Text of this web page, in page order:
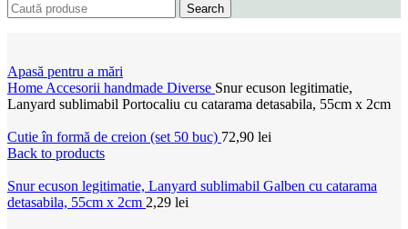
Search
Apasă pentru a mări
Home Accesorii handmade Diverse Snur ecuson legitimatie,
Lanyard sublimabil Portocaliu cu catarama detasabila, 55cm x 2cm
Cutie în formă de creion (set 50 buc) 72,90 lei
Back to products
Snur ecuson legitimatie, Lanyard sublimabil Galben cu catarama
detasabila, 55cm x 2cm 2,29 lei